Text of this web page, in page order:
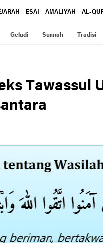
ESAI AMALIYAH AL-
Geladi Sunnah Tradisi
Tawassul